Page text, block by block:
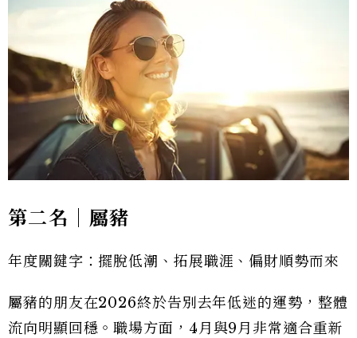
第二名｜屬豬
年度關鍵字：擺脫低潮、拓展職涯、偏財順勢而來
屬豬的朋友在2026終於告別去年低迷的運勢，整體
流向明顯回穩。職場方面，4月與9月非常適合重新